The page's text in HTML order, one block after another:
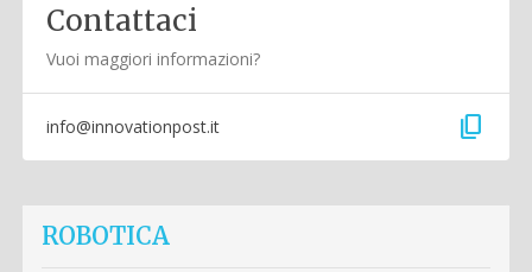
Contattaci
Vuoi maggiori informazioni?
info@innovationpost.it content_copy
ROBOTICA